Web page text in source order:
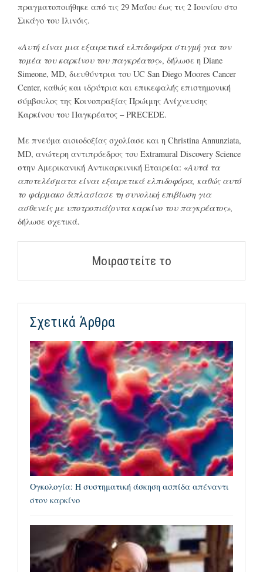
πραγματοποιήθηκε από τις 29 Μαΐου έως τις 2 Ιουνίου στο
Σικάγο του Ιλινόις.
«Αυτή είναι μια εξαιρετικά ελπιδοφόρα στιγμή για τον
τομέα του καρκίνου του παγκρέατος», δήλωσε η Diane
Simeone, MD, διευθύντρια του UC San Diego Moores Cancer
Center, καθώς και ιδρύτρια και επικεφαλής επιστημονική
σύμβουλος της Κοινοπραξίας Πρώιμης Ανίχνευσης
Καρκίνου του Παγκρέατος – PRECEDE.
Με πνεύμα αισιοδοξίας σχολίασε και η Christina Annunziata,
MD, ανώτερη αντιπρόεδρος του Extramural Discovery Science
στην Αμερικανική Αντικαρκινική Εταιρεία: «Αυτά τα
αποτελέσματα είναι εξαιρετικά ελπιδοφόρα, καθώς αυτό
το φάρμακο διπλασίασε τη συνολική επιβίωση για
ασθενείς με υποτροπιάζοντα καρκίνο του παγκρέατος»,
δήλωσε σχετικά.
Μοιραστείτε το
Σχετικά Άρθρα
Ογκολογία: Η συστηματική άσκηση ασπίδα απέναντι
στον καρκίνο